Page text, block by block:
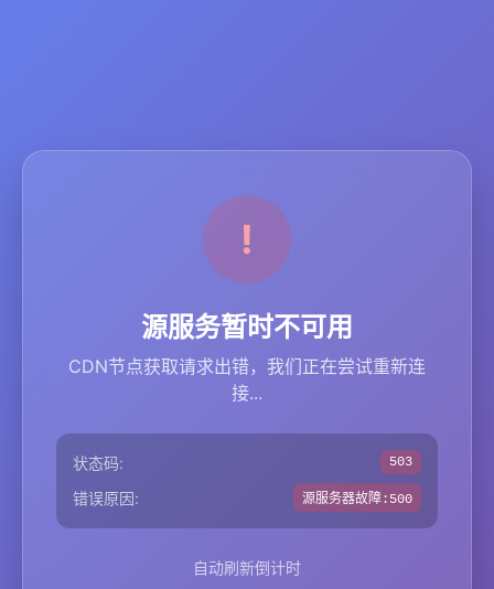
源服务暂时不可用
CDN节点获取请求出错，我们正在尝试重新连
接...
状态码: 503
错误原因: 源服务器故障:500
自动刷新倒计时